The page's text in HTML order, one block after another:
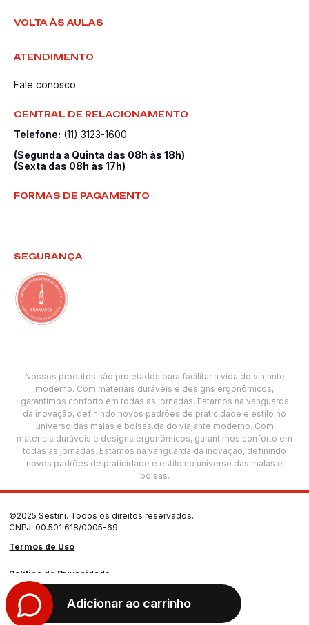
Adicionar ao carrinho
VOLTA ÀS AULAS
ATENDIMENTO
Fale conosco
CENTRAL DE RELACIONAMENTO
Telefone: (11) 3123-1600
(Segunda a Quinta das 08h às 18h)
(Sexta das 08h às 17h)
FORMAS DE PAGAMENTO
SEGURANÇA
Nossos produtos são projetados para facilitar a vida do viajante
moderno. Com materiais duráveis e designs ergonômicos,
garantimos conforto em todas as jornadas. Estamos na vanguarda
da inovação, definindo novos padrões de praticidade e estilo no
universo das malas e bolsas.da do viajante moderno. Com
materiais duráveis e designs ergonômicos, garantimos conforto em
todas as jornadas. Estamos na vanguarda da inovação, definindo
novos padrões de praticidade e estilo no universo das malas e
bolsas.
©2025 Sestini. Todos os direitos reservados.
CNPJ: 00.501.618/0005-69
Termos de Uso
Política de Privacidade